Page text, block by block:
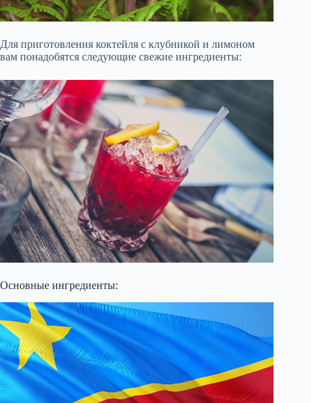
Для приготовления коктейля с клубникой и лимоном
вам понадобятся следующие свежие ингредиенты:
Основные ингредиенты: